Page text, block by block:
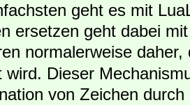
geht es mit
ersetzen geht dabei
normalerweise
wird. Dieser
von Zeichen